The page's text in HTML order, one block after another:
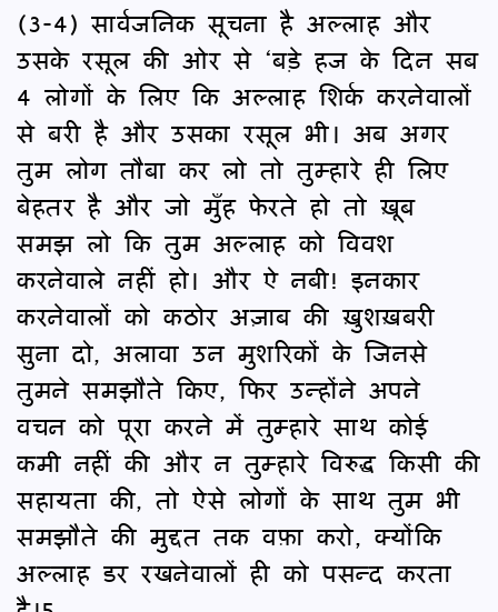
(3-4) सार्वजनिक सूचना है अल्लाह और
उसके रसूल की ओर से ‘बड़े हज के दिन सब
4 लोगों के लिए कि अल्लाह शिर्क करनेवालों
से बरी है और उसका रसूल भी। अब अगर
तुम लोग तौबा कर लो तो तुम्हारे ही लिए
बेहतर है और जो मुँह फेरते हो तो ख़ूब
समझ लो कि तुम अल्लाह को विवश
करनेवाले नहीं हो। और ऐ नबी! इनकार
करनेवालों को कठोर अज़ाब की ख़ुशख़बरी
सुना दो, अलावा उन मुशरिकों के जिनसे
तुमने समझौते किए, फिर उन्होंने अपने
वचन को पूरा करने में तुम्हारे साथ कोई
कमी नहीं की और न तुम्हारे विरुद्ध किसी की
सहायता की, तो ऐसे लोगों के साथ तुम भी
समझौते की मुद्दत तक वफ़ा करो, क्योंकि
अल्लाह डर रखनेवालों ही को पसन्द करता